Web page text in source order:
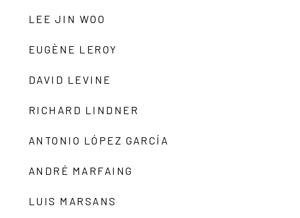
LEE JIN WOO
EUGÈNE LEROY
DAVID LEVINE
RICHARD LINDNER
ANTONIO LÓPEZ GARCÍA
ANDRÉ MARFAING
LUIS MARSANS